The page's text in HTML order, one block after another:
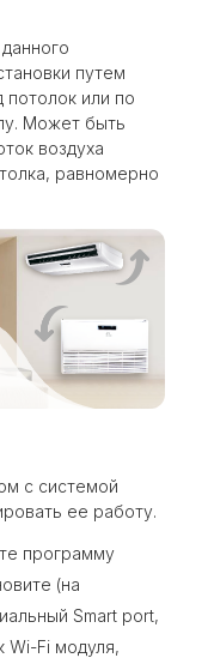
путем
потолок или по
Может быть
воздуха
равномерно
с системой
ее работу.
программу
(на
Smart port,
Wi-Fi модуля,